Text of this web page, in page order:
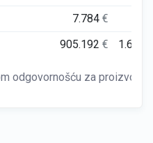
7.784€
905.192€
odgovornošću za